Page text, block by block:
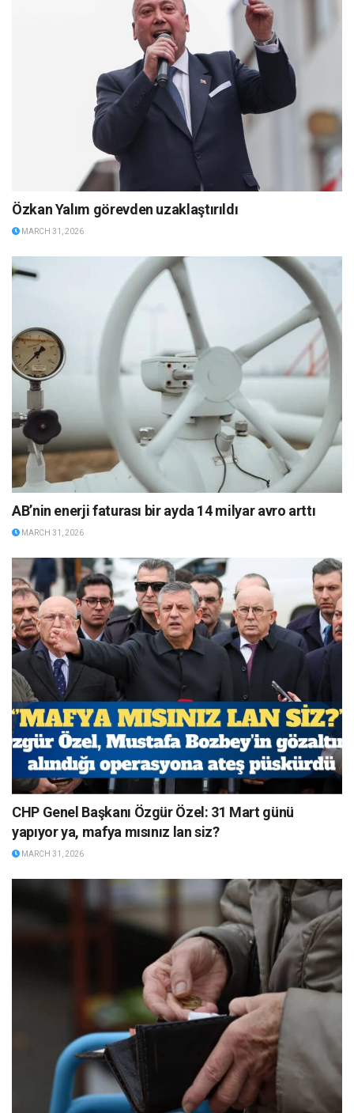
Özkan Yalım görevden uzaklaştırıldı
MARCH 31, 2026
AB’nin enerji faturası bir ayda 14 milyar avro arttı
MARCH 31, 2026
CHP Genel Başkanı Özgür Özel: 31 Mart günü
yapıyor ya, mafya mısınız lan siz?
MARCH 31, 2026